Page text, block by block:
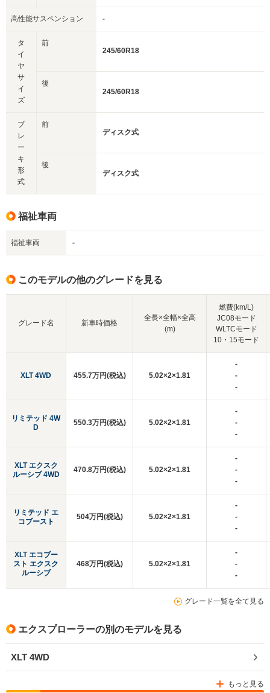
高性能サスペンション -
タ
イ
ヤ
サ
イ
ズ
前
245/60R18
後
245/60R18
ブ
レ
ー
キ
形
式
前
ディスク式
後
ディスク式
福祉車両
福祉車両 -
このモデルの他のグレードを見る
グレード名
XLT 4WD
リミテッド 4W
D
XLT エクスク
ルーシブ 4WD
リミテッド エ
コブースト
XLT エコブー
スト エクスク
ルーシブ
新車時価格
全長×全幅×全高
(m)
燃費(km/L)
JC08モード
WLTCモード
10・15モード
455.7万円(税込) 5.02×2×1.81
-
-
-
550.3万円(税込) 5.02×2×1.81
-
-
-
470.8万円(税込) 5.02×2×1.81
-
-
-
504万円(税込) 5.02×2×1.81
-
-
-
468万円(税込) 5.02×2×1.81
-
-
-
グレード一覧を全て見る
エクスプローラーの別のモデルを見る
XLT 4WD
もっと見る